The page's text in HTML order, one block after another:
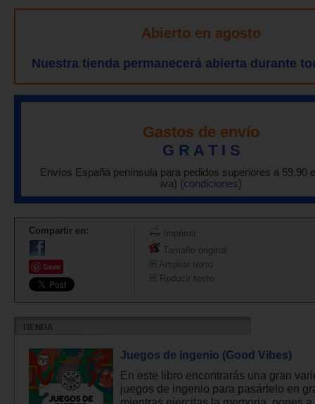
Abierto en agosto
Nuestra tienda permanecerá abierta durante
Gastos de envío
G R A T I S
Envíos España península para pedidos superiores a 59,90
iva) (condiciones)
Compartir en:
Save
Imprimir
Tamaño original
Ampliar texto
Reducir texto
Juegos de ingenio (Good Vibes)
En este libro encontrarás una gran
juegos de ingenio para pasártelo en